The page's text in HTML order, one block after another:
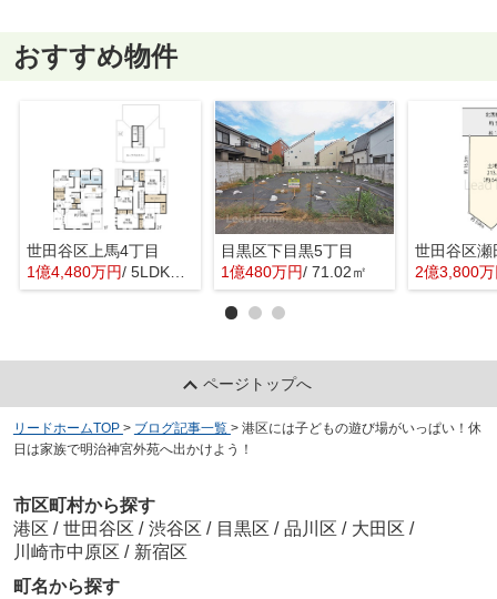
おすすめ物件
世田谷区上馬4丁目
1億4,480万円/ 5LDK＋1S(納戸)
目黒区下目黒5丁目
1億480万円/ 71.02㎡
世田谷区瀬
2億3,800
ページトップへ
リードホームTOP > ブログ記事一覧 > 港区には子どもの遊び場がいっぱい！休
日は家族で明治神宮外苑へ出かけよう！
市区町村から探す
港区 / 世田谷区 / 渋谷区 / 目黒区 / 品川区 / 大田区 /
川崎市中原区 / 新宿区
町名から探す